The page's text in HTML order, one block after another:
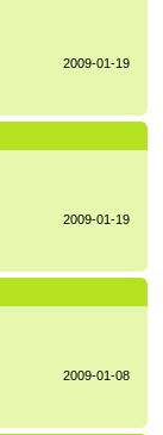
2009-01-19
2009-01-19
2009-01-08